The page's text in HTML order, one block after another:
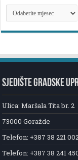
ARHIVA
NOVOSTI
SJEDIŠTE GRADSKE
Ulica: Maršala Tita br. 2
73000 Goražde
Telefon: +387 38 221
Telefon: +387 38 241